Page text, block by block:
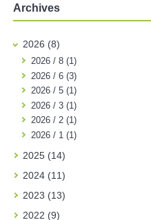
Archives
2026 (8)
2026 / 8 (1)
2026 / 6 (3)
2026 / 5 (1)
2026 / 3 (1)
2026 / 2 (1)
2026 / 1 (1)
2025 (14)
2024 (11)
2023 (13)
2022 (9)